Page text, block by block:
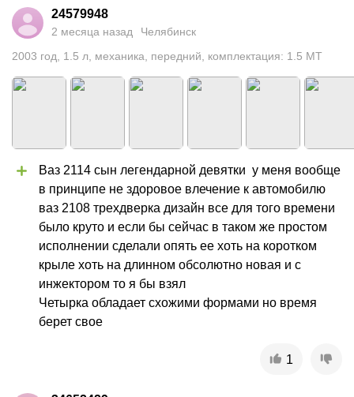
24579948
2 месяца назад
Челябинск
2003 год 1.5 л механика передний комплектация: 1.5 MT
Ваз 2114 сын легендарной девятки  у меня вообще
в принципе не здоровое влечение к автомобилю
ваз 2108 трехдверка дизайн все для того времени
было круто и если бы сейчас в таком же простом
исполнении сделали опять ее хоть на коротком
крыле хоть на длинном обсолютно новая и с
инжектором то я бы взял
Четырка обладает схожими формами но время
берет свое
1